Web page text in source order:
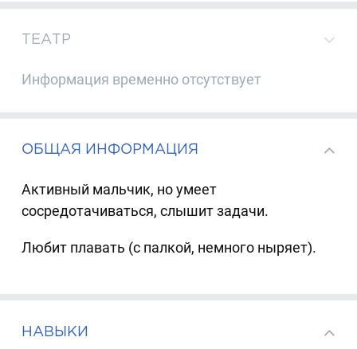
ТЕАТР
Информация временно отсутствует
ОБЩАЯ ИНФОРМАЦИЯ
Активный мальчик, но умеет
сосредотачиваться, слышит задачи.
Любит плавать (с палкой, немного ныряет).
НАВЫКИ